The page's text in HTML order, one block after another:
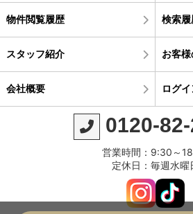
物件閲覧履歴 検索履
スタッフ紹介 お客
会社概要 ログ
0120-
営業時間：9:30～
定休日：毎週水曜